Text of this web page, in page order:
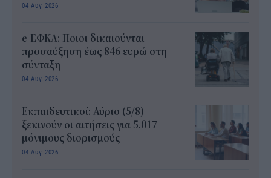
04 Αυγ 2026
e-ΕΦΚΑ: Ποιοι δικαιούνται
προσαύξηση έως 846 ευρώ στη
σύνταξη
04 Αυγ 2026
Εκπαιδευτικοί: Αύριο (5/8)
ξεκινούν οι αιτήσεις για 5.017
μόνιμους διορισμούς
04 Αυγ 2026